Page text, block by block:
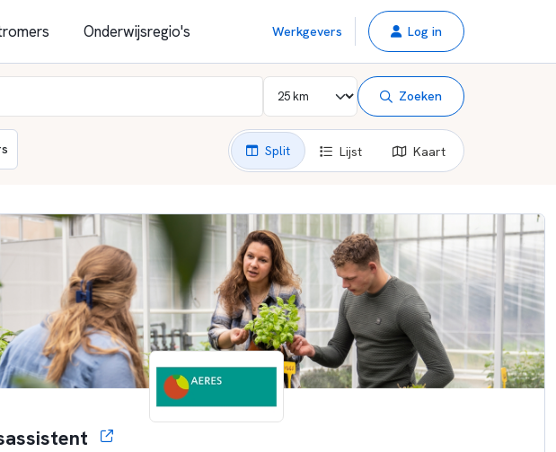
Onderwijsregio's Werkgevers Log in
Zoeken
Split Lijst Kaart